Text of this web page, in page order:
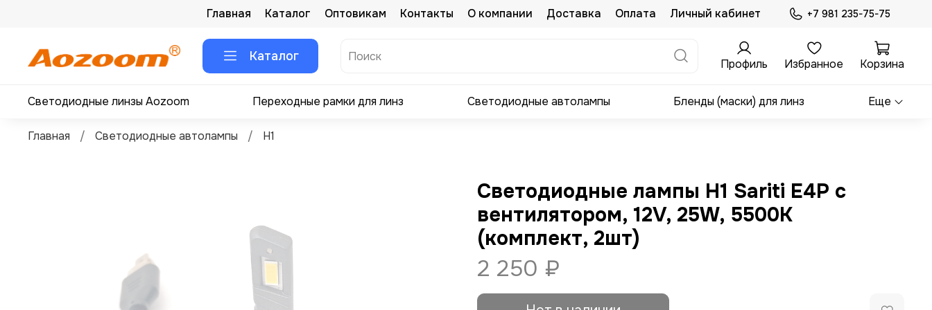
Главная Каталог Оптовикам Контакты О компании Доставка Оплата Личный кабинет +7 981 235-75-75
Каталог Профиль Избранное Корзина
Светодиодные линзы Aozoom Переходные рамки для линз Светодиодные автолампы Бленды (маски) для линз Еще
Главная Светодиодные автолампы H1
Cветодиодные лампы H1 Sariti E4P с
вентилятором, 12V, 25W, 5500K
(комплект, 2шт)
2 250 ₽